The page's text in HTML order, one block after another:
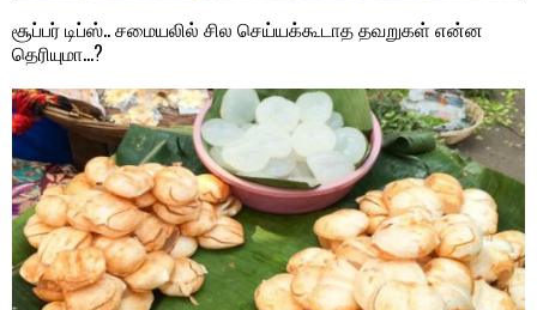
சூப்பர் டிப்ஸ்.. சமையலில் சில செய்யக்கூடாத தவறுகள் என்ன
தெரியுமா…?